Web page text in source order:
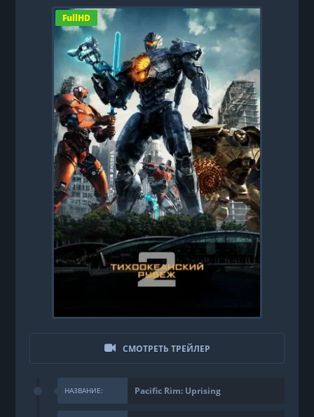
FullHD
СМОТРЕТЬ ТРЕЙЛЕР
НАЗВАНИЕ: Pacific Rim: Uprising